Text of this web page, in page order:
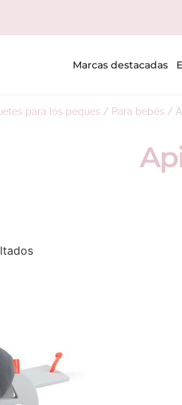
Marcas destacadas
para los peques / Para bebés /